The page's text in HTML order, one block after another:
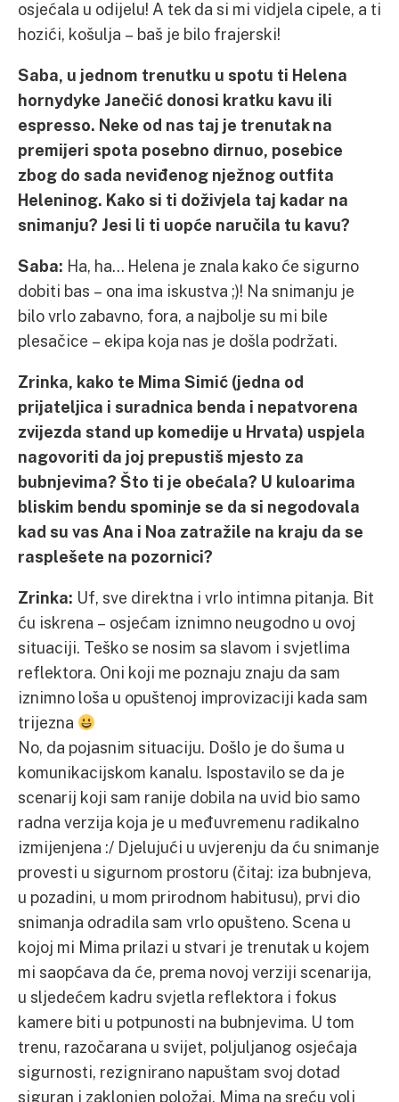
osjećala u odijelu! A tek da si mi vidjela cipele, a ti
hozići, košulja – baš je bilo frajerski!
Saba, u jednom trenutku u spotu ti Helena
hornydyke Janečić donosi kratku kavu ili
espresso. Neke od nas taj je trenutak na
premijeri spota posebno dirnuo, posebice
zbog do sada neviđenog nježnog outfita
Heleninog. Kako si ti doživjela taj kadar na
snimanju? Jesi li ti uopće naručila tu kavu?
Saba: Ha, ha… Helena je znala kako će sigurno
dobiti bas – ona ima iskustva ;)! Na snimanju je
bilo vrlo zabavno, fora, a najbolje su mi bile
plesačice – ekipa koja nas je došla podržati.
Zrinka, kako te Mima Simić (jedna od
prijateljica i suradnica benda i nepatvorena
zvijezda stand up komedije u Hrvata) uspjela
nagovoriti da joj prepustiš mjesto za
bubnjevima? Što ti je obećala? U kuloarima
bliskim bendu spominje se da si negodovala
kad su vas Ana i Noa zatražile na kraju da se
rasplešete na pozornici?
Zrinka: Uf, sve direktna i vrlo intimna pitanja. Bit
ću iskrena – osjećam iznimno neugodno u ovoj
situaciji. Teško se nosim sa slavom i svjetlima
reflektora. Oni koji me poznaju znaju da sam
iznimno loša u opuštenoj improvizaciji kada sam
trijezna
No, da pojasnim situaciju. Došlo je do šuma u
komunikacijskom kanalu. Ispostavilo se da je
scenarij koji sam ranije dobila na uvid bio samo
radna verzija koja je u međuvremenu radikalno
izmijenjena :/ Djelujući u uvjerenju da ću snimanje
provesti u sigurnom prostoru (čitaj: iza bubnjeva,
u pozadini, u mom prirodnom habitusu), prvi dio
snimanja odradila sam vrlo opušteno. Scena u
kojoj mi Mima prilazi u stvari je trenutak u kojem
mi saopćava da će, prema novoj verziji scenarija,
u sljedećem kadru svjetla reflektora i fokus
kamere biti u potpunosti na bubnjevima. U tom
trenu, razočarana u svijet, poljuljanog osjećaja
sigurnosti, rezignirano napuštam svoj dotad
siguran i zaklonjen položaj. Mima na sreću voli